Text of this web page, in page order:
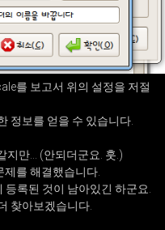
를 보고서 위의 설정을 저절
정보를 얻을 수 있습니다.
지만... (안되더군요. 훗.)
를 해결했습니다.
록된 것이 남아있긴 하군요.
찾아보겠습니다.